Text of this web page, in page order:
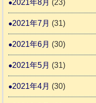
2021年8月 (23)
2021年7月 (31)
2021年6月 (30)
2021年5月 (31)
2021年4月 (30)